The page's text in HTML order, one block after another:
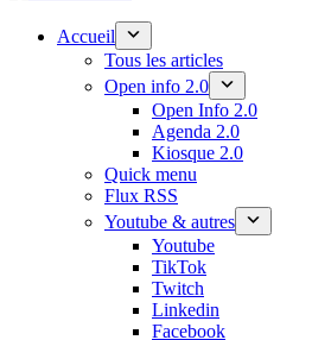
Accueil
Tous les articles
Open info 2.0
Open Info 2.0
Agenda 2.0
Kiosque 2.0
Quick menu
Flux RSS
Youtube & autres
Youtube
TikTok
Twitch
Linkedin
Facebook